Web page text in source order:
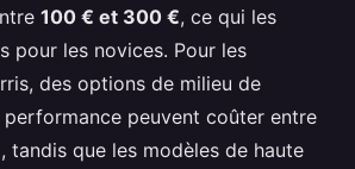
100 € et 300 €, ce qui les
pour les novices. Pour les
des options de milieu de
performance peuvent coûter entre
, tandis que les modèles de haute